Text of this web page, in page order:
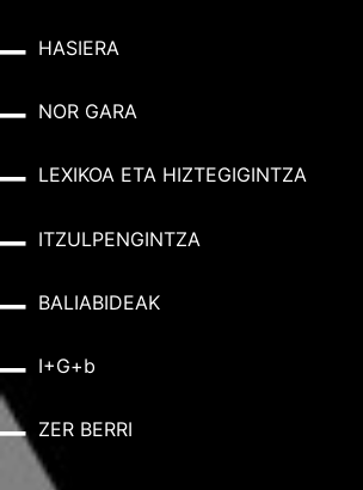
HASIERA
NOR GARA
LEXIKOA ETA HIZTEGIGINTZA
ITZULPENGINTZA
BALIABIDEAK
I+G+b
ZER BERRI